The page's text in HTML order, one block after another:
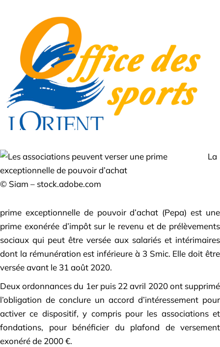
© Siam – stock.adobe.com
La
prime exceptionnelle de pouvoir d’achat (Pepa) est une
prime exonérée d’impôt sur le revenu et de prélèvements
sociaux qui peut être versée aux salariés et intérimaires
dont la rémunération est inférieure à 3 Smic. Elle doit être
versée avant le 31 août 2020.
Deux ordonnances du 1er puis 22 avril 2020 ont supprimé
l’obligation de conclure un accord d’intéressement pour
activer ce dispositif, y compris pour les associations et
fondations, pour bénéficier du plafond de versement
exonéré de 2000 €.